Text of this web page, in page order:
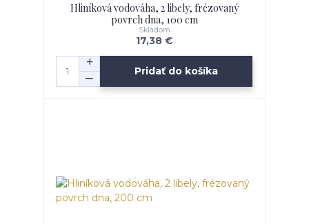
Hliníková vodováha, 2 libely, frézovaný
povrch dna, 100 cm
17,38 €
Skladom
Pridať do košíka